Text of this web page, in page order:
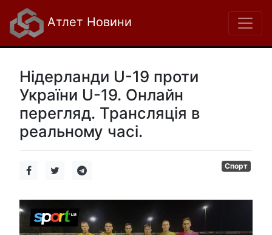
Атлет Новини
Нідерланди U-19 проти
України U-19. Онлайн
перегляд. Трансляція в
реальному часі.
Спорт